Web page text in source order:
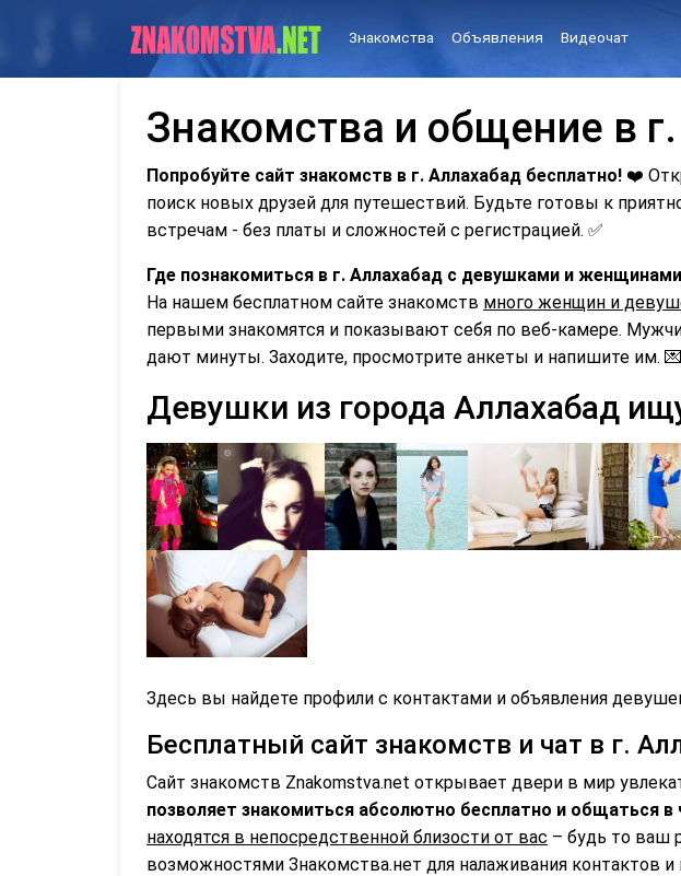
Знакомства Объявления Видеочат
Знакомства и общение в
Попробуйте сайт знакомств в г. Аллахабад бесплатно! ❤️
поиск новых друзей для путешествий. Будьте готовы к
встречам - без платы и сложностей с регистрацией. ✅
Где познакомиться в г. Аллахабад с девушками и
На нашем бесплатном сайте знакомств много женщин и
первыми знакомятся и показывают себя по веб-камере.
дают минуты. Заходите, просмотрите анкеты и напишите им. 💌
Девушки из города Аллахабад
Здесь вы найдете профили с контактами и объявления
Бесплатный сайт знакомств и чат в г.
Сайт знакомств Znakomstva.net открывает двери в мир
позволяет знакомиться абсолютно бесплатно и общаться в
находятся в непосредственной близости от вас – будь то ваш
возможностями Знакомства.нет для налаживания контактов